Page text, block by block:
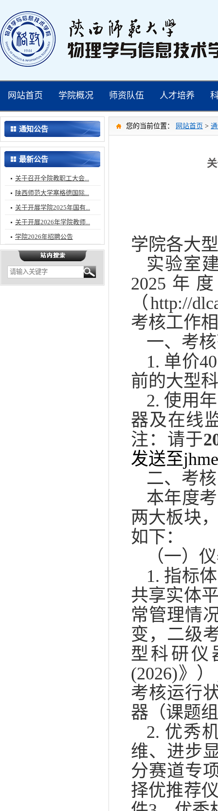
网站首页 学院概况 师资队伍 人才培养
通知公告
最新公告
关于召开全院教职工大会...
陕西师范大学塞格德国际...
关于开展学院2025年国有...
关于开展2026年学院教师...
学院2026年招聘公告
您的当前位置： 网站首页 >
学院各大
实验室
2025年
（http://
考核工作
一、考
1. 单价
前的大型
2. 使用
器及在线
注：请于
发送至
二、考
本年度
两大板块
如下：
（一）
1. 指标
共享实体
常管理情
变，二级
型科研仪
(2026)》
考核运行
器（课题
2. 优秀
维、进步
分赛道专
择优推荐